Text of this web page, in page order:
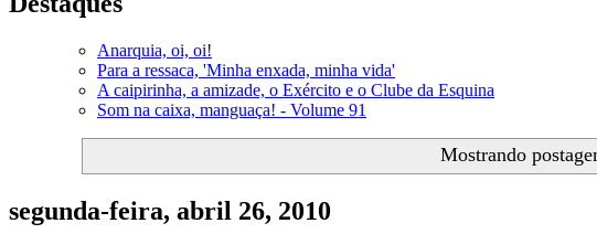
Anarquia, oi, oi!
Para a ressaca, 'Minha enxada, minha vida'
A caipirinha, a amizade, o Exército e o Clube da Esquina
Som na caixa, manguaça! - Volume 91
Mostrando
segunda-feira, abril 26, 2010